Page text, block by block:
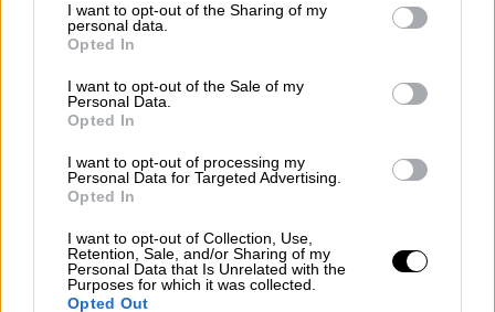
not limited to your visit or usage behaviour. You may click to
grant or deny consent to Google and its third-party tags to
use your data for below specified purposes in below Google
consent section.
I want to opt-out of the Sharing of my
personal data.
Opted In
I want to opt-out of the Sale of my
Personal Data.
Opted In
I want to opt-out of processing my
Personal Data for Targeted Advertising.
Opted In
I want to opt-out of Collection, Use,
Retention, Sale, and/or Sharing of my
Personal Data that Is Unrelated with the
Purposes for which it was collected.
Opted Out
σε Ίσθμια και Ποσειδωνία
Τρεις μήνες μετά την αποσυναρμολόγηση
της η βυθιζόμενη γέφυρα των Ισθμίων είναι
άφαντη κόβοντας στα δύο τουριστικές
περιοχές. Την ίδια ώρα η βυθιζόμενη γέφυρα
της Ποσειδωνίας επισκευάστηκε σε 48
ώρες.